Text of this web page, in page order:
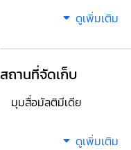
ดูเพิ่มเติม
สถานที่จัดเก็บ
มุมสื่อมัลติมีเดีย
ดูเพิ่มเติม